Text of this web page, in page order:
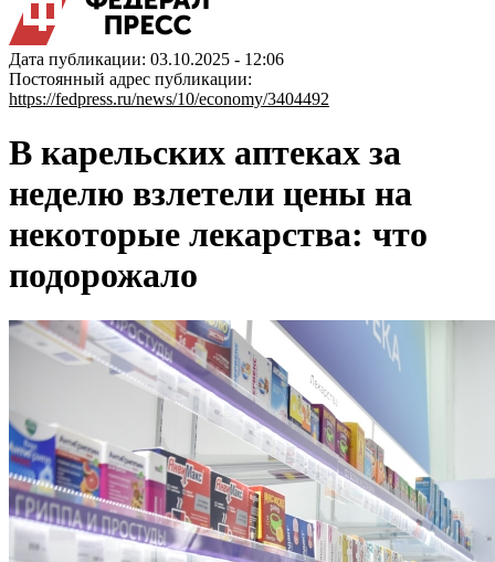
Дата публикации: 03.10.2025 - 12:06
Постоянный адрес публикации:
https://fedpress.ru/news/10/economy/3404492
В карельских аптеках за
неделю взлетели цены на
некоторые лекарства: что
подорожало